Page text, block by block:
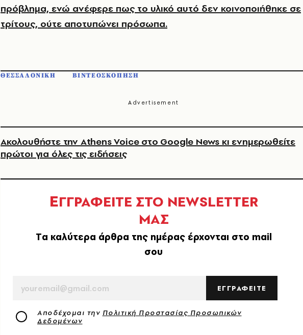
πρόβλημα, ενώ ανέφερε πως το υλικό αυτό δεν κοινοποιήθηκε σε
τρίτους, ούτε αποτυπώνει πρόσωπα.
ΘΕΣΣΑΛΟΝΙΚΗ ΒΙΝΤΕΟΣΚΟΠΗΣΗ
Ακολουθήστε την Athens Voice στο Google News κι ενημερωθείτε
πρώτοι για όλες τις ειδήσεις
ΕΓΓΡΑΦΕΙΤΕ ΣΤΟ NEWSLETTER
ΜΑΣ
Tα καλύτερα άρθρα της ημέρας έρχονται στο mail
σου
ΕΓΓΡΑΦΕΙΤΕ
Αποδέχομαι την Πολιτική Προστασίας Προσωπικών
Δεδομένων